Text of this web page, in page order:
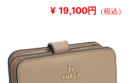
¥ 19,100円 （税込）